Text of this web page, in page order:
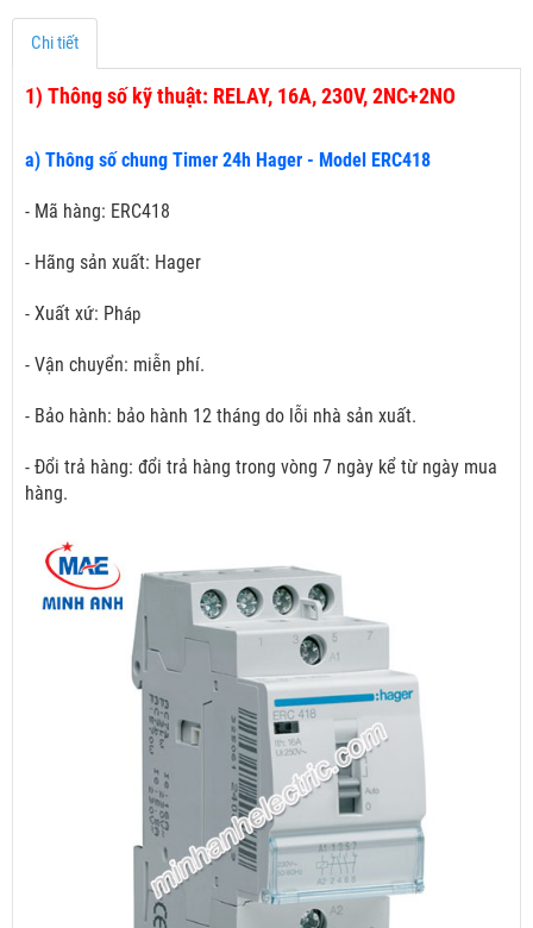
Chi tiết
1) Thông số kỹ thuật: RELAY, 16A, 230V, 2NC+2NO
a) Thông số chung Timer 24h Hager - Model ERC418
- Mã hàng: ERC418
- Hãng sản xuất: Hager
- Xuất xứ: Pháp
- Vận chuyển: miễn phí.
- Bảo hành: bảo hành 12 tháng do lỗi nhà sản xuất.
- Đổi trả hàng: đổi trả hàng trong vòng 7 ngày kể từ ngày mua
hàng.